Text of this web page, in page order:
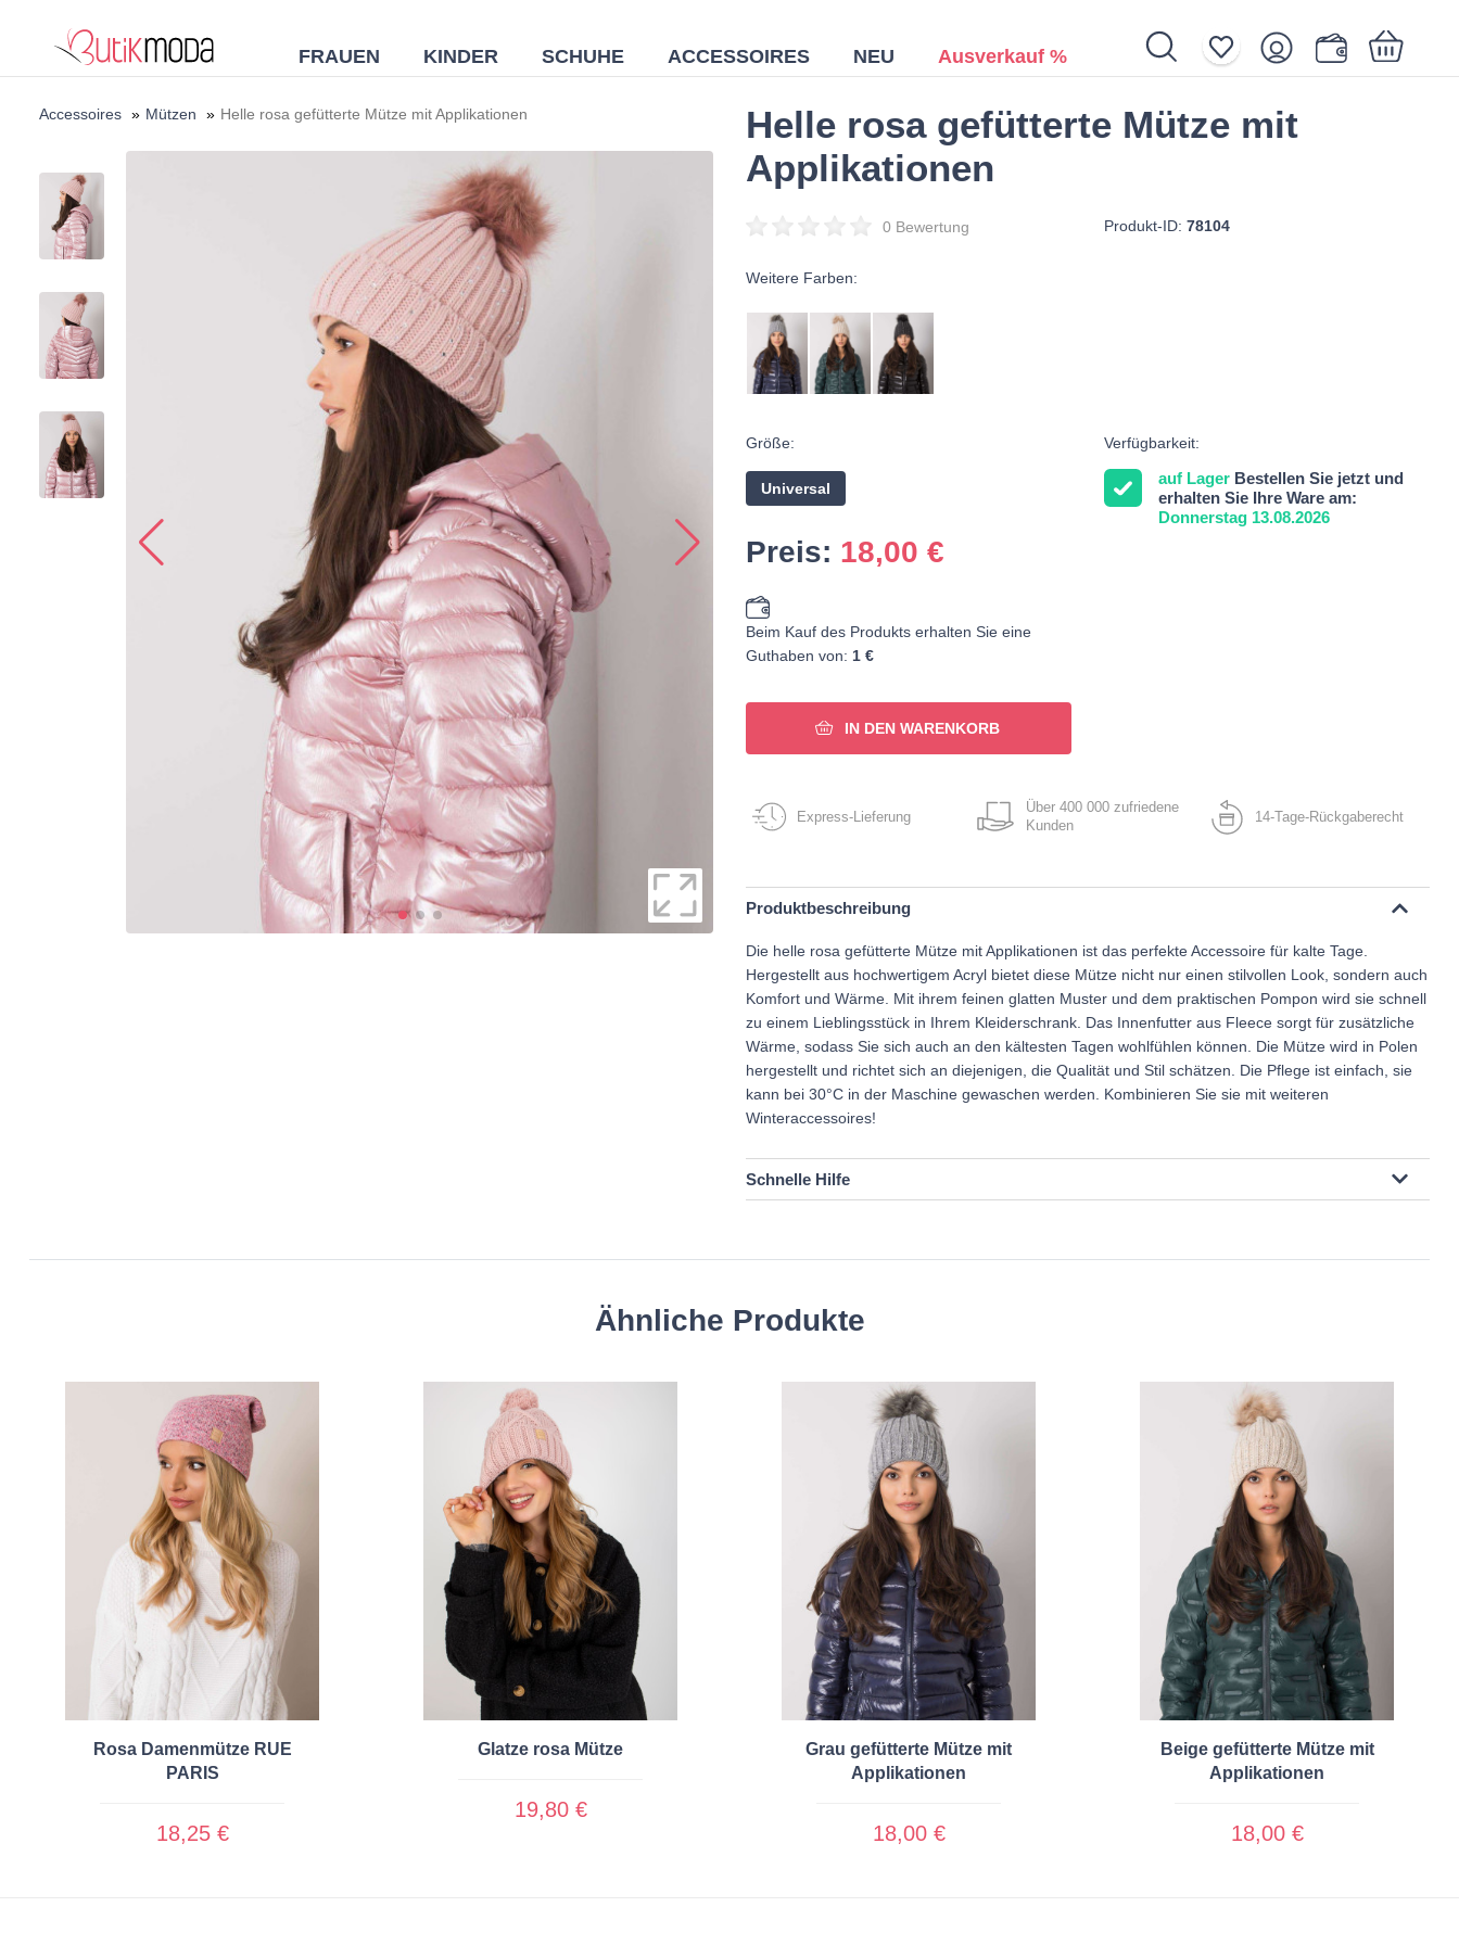
FRAUEN KINDER SCHUHE ACCESSOIRES NEU Ausverkauf %
Ihr Warenkorb ist noch leer.
Accessoires » Mützen » Helle rosa gefütterte Mütze mit Applikationen
Helle rosa gefütterte Mütze mit
Applikationen
0 Bewertung Produkt-ID: 78104
Verfügbarkeit:
auf Lager Bestellen Sie jetzt und
erhalten Sie Ihre Ware am:
Donnerstag 13.08.2026
Weitere Farben:
Größe:
Universal
Preis: 18,00 €
Beim Kauf des Produkts erhalten Sie eine
Guthaben von: 1 €
IN DEN WARENKORB
Express-Lieferung
Über 400 000 zufriedene
Kunden
14-Tage-Rückgaberecht
Produktbeschreibung
Die helle rosa gefütterte Mütze mit Applikationen ist das perfekte Accessoire für kalte Tage.
Hergestellt aus hochwertigem Acryl bietet diese Mütze nicht nur einen stilvollen Look, sondern auch
Komfort und Wärme. Mit ihrem feinen glatten Muster und dem praktischen Pompon wird sie schnell
zu einem Lieblingsstück in Ihrem Kleiderschrank. Das Innenfutter aus Fleece sorgt für zusätzliche
Wärme, sodass Sie sich auch an den kältesten Tagen wohlfühlen können. Die Mütze wird in Polen
hergestellt und richtet sich an diejenigen, die Qualität und Stil schätzen. Die Pflege ist einfach, sie
kann bei 30°C in der Maschine gewaschen werden. Kombinieren Sie sie mit weiteren
Winteraccessoires!
Schnelle Hilfe
Ähnliche Produkte
Rosa Damenmütze RUE
PARIS
18,25 €
Glatze rosa Mütze
19,80 €
Grau gefütterte Mütze mit
Applikationen
18,00 €
Beige gefütterte Mütze mit
Applikationen
18,00 €